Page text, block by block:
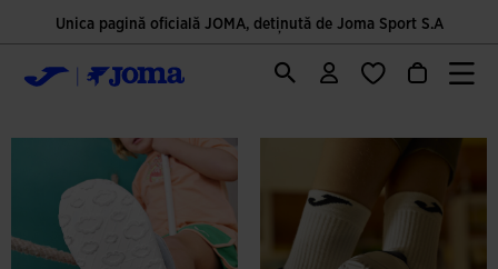
Unica pagină oficială JOMA, deținută de Joma Sport S.A